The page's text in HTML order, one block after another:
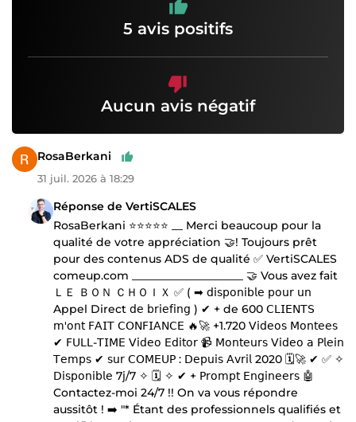
5 avis positifs
Aucun avis négatif
RosaBerkani
31 juil. 2026 à 18:29
Réponse de VertiSCALES
RosaBerkani ⭐⭐⭐⭐⭐ __ Merci beaucoup pour la
qualité de votre appréciation 🤝! Toujours prêt
pour des contenus ADS de qualité ✅ VertiSCALES
comeup.com ____________________ 🤝 Vous avez fait
ＬＥ ＢＯＮ ＣＨＯＩＸ ✅ ( ➡ 𝖽𝗂𝗌𝗉𝗈𝗇𝗂𝖻𝗅𝖾 𝗉𝗈𝗎𝗋 𝗎𝗇
Appel Direct 𝖽𝖾 𝖻𝗋𝗂𝖾𝖿𝗂𝗇𝗀 ) ✔ + de 600 𝖢𝖫𝖨𝖤𝖭𝖳𝖲
𝗆'𝗈𝗇𝗍 𝖥𝖠𝖨𝖳 𝖢𝖮𝖭𝖥𝖨𝖠𝖭𝖢𝖤 🔥🚀 +1.720 𝖵𝗂𝖽𝖾𝗈𝗌 𝖬𝗈𝗇𝗍𝖾𝖾𝗌
✔ 𝖥𝖴𝖫𝖫-𝖳𝖨𝖬𝖤 𝖵𝗂𝖽𝖾𝗈 𝖤𝖽𝗂𝗍𝗈𝗋 📹 𝖬𝗈𝗇𝗍𝖾𝗎𝗋𝗌 𝖵𝗂𝖽𝖾𝗈 𝖺 𝖯𝗅𝖾𝗂𝗇
𝖳𝖾𝗆𝗉𝗌 ✔ 𝗌𝗎𝗋 𝖢𝖮𝖬𝖤𝖴𝖯 : 𝖣𝖾𝗉𝗎𝗂𝗌 𝖠𝗏𝗋𝗂𝗅 2020 🗓🚀 ✔ ✅ ✧
𝖣𝗂𝗌𝗉𝗈𝗇𝗂𝖻𝗅𝖾 7𝗃/7 ✧ 🗓 ✧ ✔ + 𝖯𝗋𝗈𝗆𝗉𝗍 𝖤𝗇𝗀𝗂𝗇𝖾𝖾𝗋𝗌 🤖
Contactez-moi 24/7 !! On va vous répondre
aussitôt ! ➡️ "* Étant des professionnels qualifiés et